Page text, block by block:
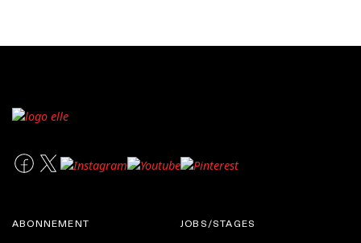
ABONNEMENT JOBS/STAGES